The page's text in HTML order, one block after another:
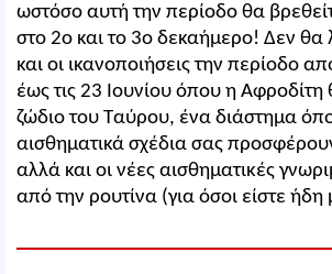
ωστόσο αυτή την περίοδο θα
στο 2ο και το 3ο δεκαήμερο! Δεν θα
και οι ικανοποιήσεις την περίοδο
έως τις 23 Ιουνίου όπου η Αφροδίτη
ζώδιο του Ταύρου, ένα διάστημα
αισθηματικά σχέδια σας
αλλά και οι νέες αισθηματικές
από την ρουτίνα (για όσοι είστε ήδη